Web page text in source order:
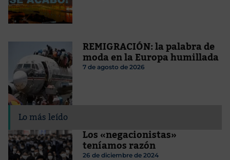
REMIGRACIÓN: la palabra de
moda en la Europa humillada
7 de agosto de 2026
Lo más leído
Los «negacionistas»
teníamos razón
26 de diciembre de 2024